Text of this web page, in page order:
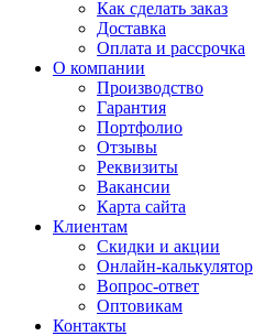
Как сделать заказ
Доставка
Оплата и рассрочка
О компании
Производство
Гарантия
Портфолио
Отзывы
Реквизиты
Вакансии
Карта сайта
Клиентам
Скидки и акции
Онлайн-калькулятор
Вопрос-ответ
Оптовикам
Контакты